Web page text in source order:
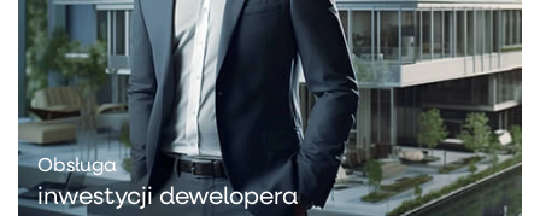
Obsługa
inwestycji dewelopera